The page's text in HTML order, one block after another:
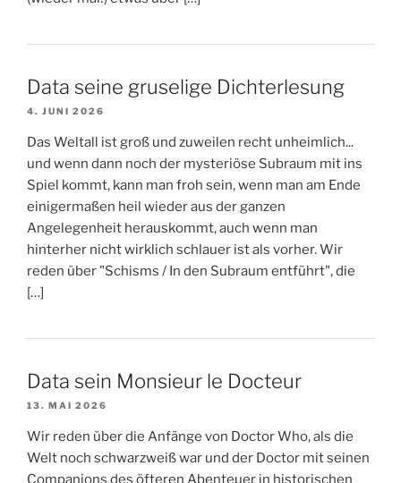
Data seine gruselige Dichterlesung
4. JUNI 2026
Das Weltall ist groß und zuweilen recht unheimlich...
und wenn dann noch der mysteriöse Subraum mit ins
Spiel kommt, kann man froh sein, wenn man am Ende
einigermaßen heil wieder aus der ganzen
Angelegenheit herauskommt, auch wenn man
hinterher nicht wirklich schlauer ist als vorher. Wir
reden über "Schisms / In den Subraum entführt", die
[…]
Data sein Monsieur le Docteur
13. MAI 2026
Wir reden über die Anfänge von Doctor Who, als die
Welt noch schwarzweiß war und der Doctor mit seinen
Companions des öfteren Abenteuer in historischen